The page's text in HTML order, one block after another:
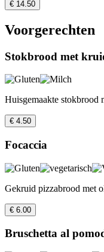
€ 14.50
Voorgerechten
Stokbrood met
Huisgemaakte stokbrood
€ 4.50
Focaccia
Gekruid pizzabrood met
€ 6.00
Bruschetta al